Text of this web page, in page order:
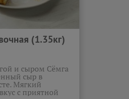
(1.35кг)
и сыром Сёмга
сыр в
Мягкий
с приятной